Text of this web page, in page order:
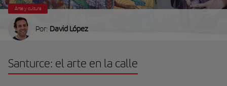
Arte y cultura
Por: David López
Santurce: el arte en la calle